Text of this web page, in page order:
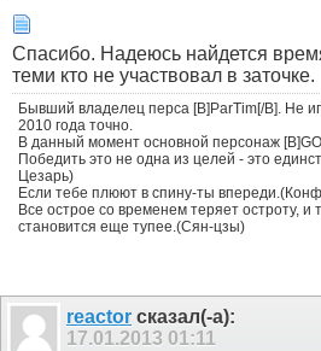
Спасибо. Надеюсь найдется
теми кто не участвовал в заточке.
Бывший владелец перса [B]ParTim[/B]. Не
2010 года точно.
В данный момент основной персонаж
Победить это не одна из целей - это
Цезарь)
Если тебе плюют в спину-ты
Все острое со временем теряет остроту, и
становится еще тупее.(Сян-цзы)
reactor сказал(-а):
17.01.2013 01:11